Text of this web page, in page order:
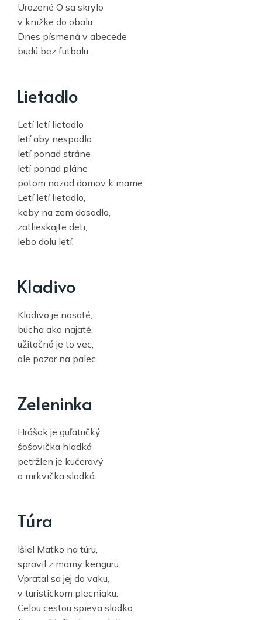
Urazené O sa skrylo
v knižke do obalu.
Dnes písmená v abecede
budú bez futbalu.
Lietadlo
Letí letí lietadlo
letí aby nespadlo
letí ponad stráne
letí ponad pláne
potom nazad domov k mame.
Letí letí lietadlo,
keby na zem dosadlo,
zatlieskajte deti,
lebo dolu letí.
Kladivo
Kladivo je nosaté,
búcha ako najaté,
užitočná je to vec,
ale pozor na palec.
Zeleninka
Hrášok je guľatučký
šošovička hladká
petržlen je kučeravý
a mrkvička sladká.
Túra
Išiel Maťko na túru,
spravil z mamy kenguru.
Vpratal sa jej do vaku,
v turistickom plecniaku.
Celou cestou spieva sladko: